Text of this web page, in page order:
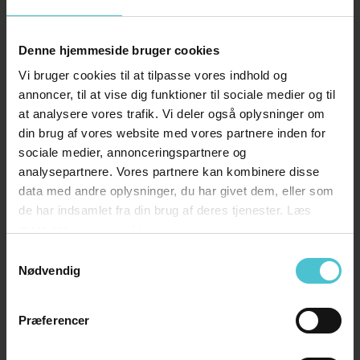
Denne hjemmeside bruger cookies
Vi bruger cookies til at tilpasse vores indhold og
annoncer, til at vise dig funktioner til sociale medier og til
at analysere vores trafik. Vi deler også oplysninger om
din brug af vores website med vores partnere inden for
sociale medier, annonceringspartnere og
analysepartnere. Vores partnere kan kombinere disse
data med andre oplysninger, du har givet dem, eller som
de har indsamlet fra din brug af deres tjenester. Læs
Nødvendig
Præferencer
hylder.
7. GDPR-myterne uddør
Ovenpå hele GDPR-hysteriet er vi nu nået
tilbage til realiteterne om, hvad vi må, og
hvad vi ikke må. Det var tiltrængt at få
en smule sund fornuft ind i debatten, og
kan vi konstatere, at dem, der er gået
man kan spørge sig selv: Var det virkelig